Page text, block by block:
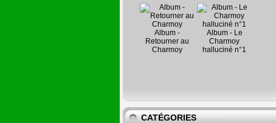
Album -
Retourner au
Charmoy
Album - Le
Charmoy
halluciné n°1
CATÉGORIES